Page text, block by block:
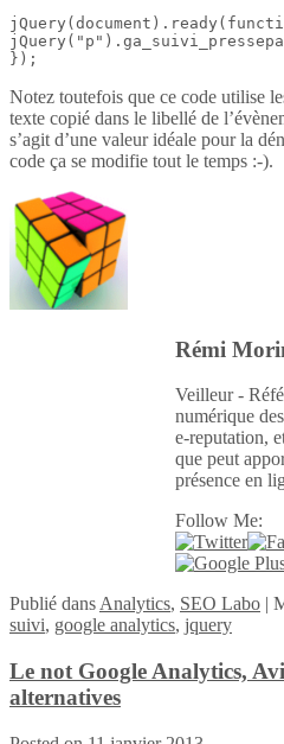
});
Notez toutefois que ce code utilise
texte copié dans le libellé de
s’agit d’une valeur idéale pour la
code ça se modifie tout le temps :-).
Rémi
Veilleur -
numérique
e-reputation,
que peut
présence en
Follow Me:
Publié dans Analytics, SEO Labo |
suivi, google analytics, jquery
Le not Google Analytics,
alternatives